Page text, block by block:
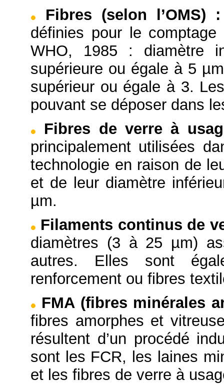
Fibres (selon l’OMS) :
définies pour le
WHO, 1985 : diamètre
supérieure ou égale à 5
supérieur ou égale à 3.
pouvant se déposer dans
Fibres de verre à
principalement utilisées
technologie en raison de
et de leur diamètre
µm.
Filaments continus de
diamètres (3 à 25 µm)
autres. Elles sont
renforcement ou fibres
FMA (fibres minérales
fibres amorphes et
résultent d’un procédé
sont les FCR, les laines
et les fibres de verre à